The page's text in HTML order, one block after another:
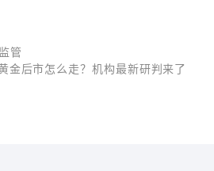
管
金后市怎么走？机构最新研判来了